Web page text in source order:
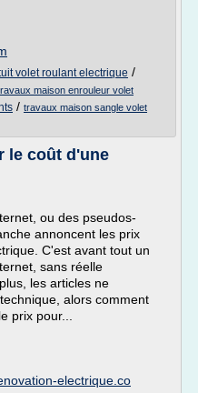
volet roulant electrique /
maison enrouleur volet
/ travaux maison sangle volet
le coût d'une
ou des pseudos-
annoncent les prix
C'est avant tout un
sans réelle
les articles ne
alors comment
prix pour...
electrique.co